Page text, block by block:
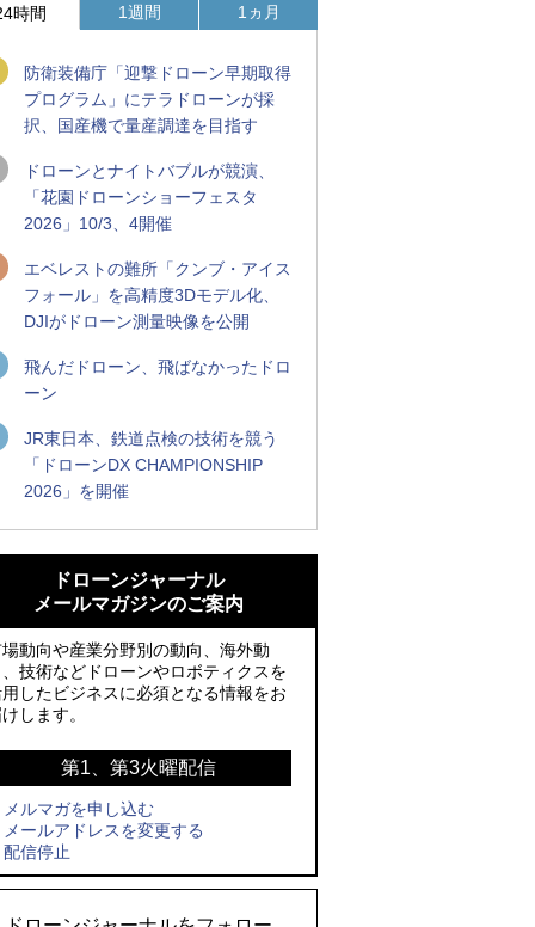
時間
防衛装備庁「迎撃ドローン早期取得
プログラム」にテラドローンが採
択、国産機で量産調達を目指す
ドローンとナイトバブルが競演、
「花園ドローンショーフェスタ
2026」10/3、4開催
エベレストの難所「クンブ・アイス
フォール」を高精度3Dモデル化、
DJIがドローン測量映像を公開
飛んだドローン、飛ばなかったドロ
ーン
JR東日本、鉄道点検の技術を競う
「ドローンDX CHAMPIONSHIP
2026」を開催
1週間
飛ぶLEDスクリーン」とドローンショー
による新演出を実施
防衛装備庁「迎撃ドローン早期取得プロ
グラム」にテラドローンが採択、国産機
で量産調達を目指す
パイダーマン』や「M!LK」とのコラボド
ローンショー8/1開催
ドローンとナイトバブルが競演、「花園
ドローンショーフェスタ2026」10/3、4
開催
1ヵ月
飛ぶLEDスクリーン」とドローンショー
による新演出を実施
国産AUVを社会実装へ、スタートアップ
「BlueArch株式会社」設立
防衛装備庁「迎撃ドローン早期取得プロ
で量産調達を目指す
サザンビーチちがさき花火大会で「復活
の花火」打ち上げ、キリンビールがライ
ブ中継と連動した支援企画
ドローンジャーナル
メールマガジンのご案内
動向や産業分野別の動向、海外動
、技術などドローンやロボティクスを
したビジネスに必須となる情報をお
します。
第1、第3火曜配信
メルマガを申し込む
メールアドレスを変更する
配信停止